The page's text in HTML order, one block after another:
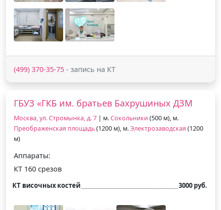
(499) 370-35-75 - запись на КТ
ГБУЗ «ГКБ им. братьев Бахрушиных ДЗМ
Москва, ул. Стромынка, д. 7 | м.Сокольники (500 м), м.
Преображенская площадь(1200 м), м.Электрозаводская (1200
м)
Аппараты:
КТ 160 срезов
КТ височных костей 3000 руб.